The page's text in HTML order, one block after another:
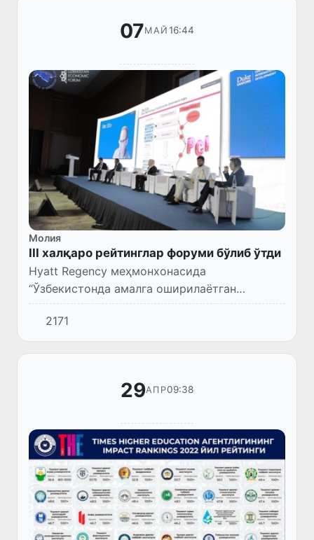
07МАЙ 16:44
Молия
III халқаро рейтинглар форуми бўлиб ўтди
Hyatt Regency меҳмонхонасида
“Ўзбекистонда амалга оширилаётган
иқтисодий ислоҳотларнинг халқаро
рейтингларга таъсири мавзуида” III халқаро
рейтинглар форуми бўлиб ўтди.
2171
29АПР09:38